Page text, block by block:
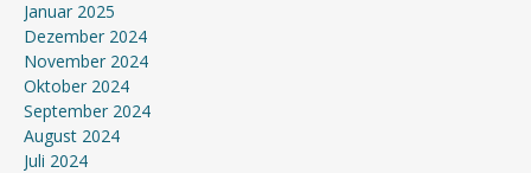
Januar 2025
Dezember 2024
November 2024
Oktober 2024
September 2024
August 2024
Juli 2024